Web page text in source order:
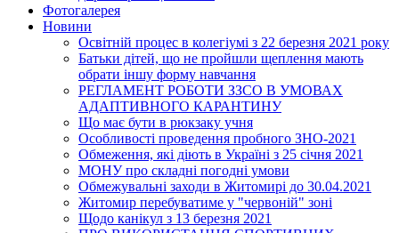
Фотогалерея
Новини
Освітній процес в колегіумі з 22 березня 2021 року
Батьки дітей, що не пройшли щеплення мають
обрати іншу форму навчання
РЕГЛАМЕНТ РОБОТИ ЗЗСО В УМОВАХ
АДАПТИВНОГО КАРАНТИНУ
Що має бути в рюкзаку учня
Особливості проведення пробного ЗНО-2021
Обмеження, які діють в Україні з 25 січня 2021
МОНУ про складні погодні умови
Обмежувальні заходи в Житомирі до 30.04.2021
Житомир перебуватиме у "червоній" зоні
Щодо канікул з 13 березня 2021